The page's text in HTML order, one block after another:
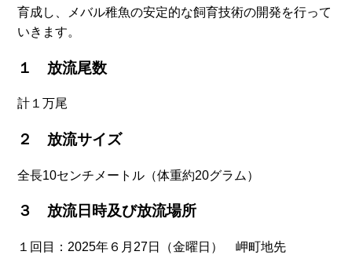
育成し、メバル稚魚の安定的な飼育技術の開発を行って
いきます。
１ 放流尾数
計１万尾
２ 放流サイズ
全長10センチメートル（体重約20グラム）
３ 放流日時及び放流場所
１回目：2025年６月27日（金曜日） 岬町地先